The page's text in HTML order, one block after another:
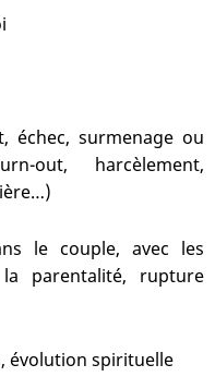
échec, surmenage ou
out, harcèlement,
le couple, avec les
parentalité, rupture
évolution spirituelle